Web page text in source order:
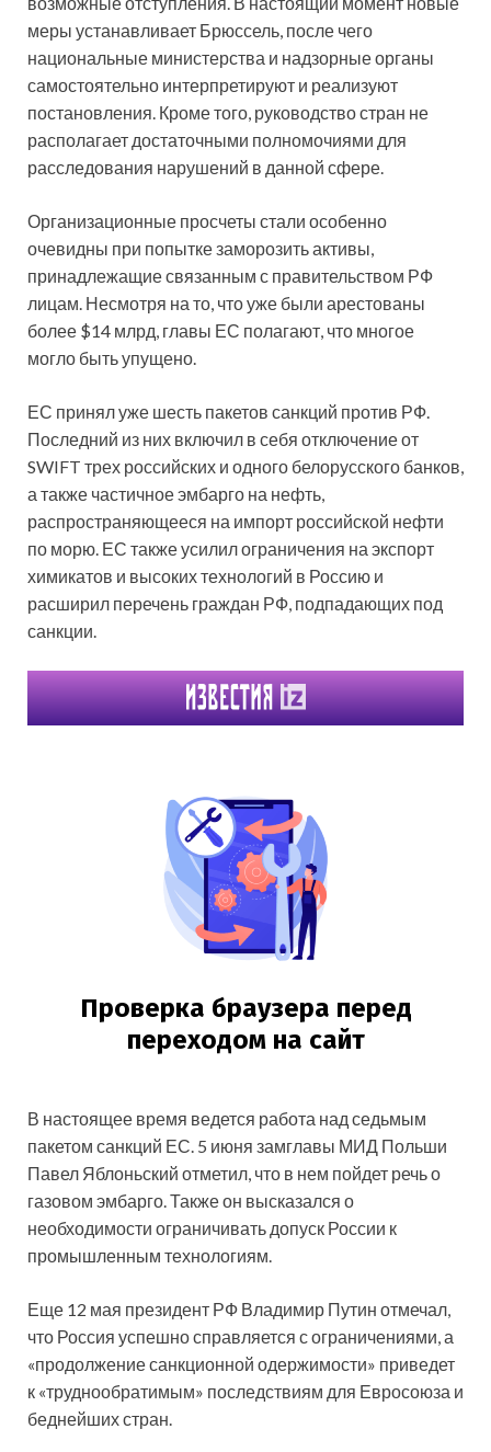
меры устанавливает Брюссель, после чего
национальные министерства и надзорные органы
самостоятельно интерпретируют и реализуют
постановления. Кроме того, руководство стран не
располагает достаточными полномочиями для
расследования нарушений в данной сфере.
Организационные просчеты стали особенно
очевидны при попытке заморозить активы,
принадлежащие связанным с правительством РФ
лицам. Несмотря на то, что уже были арестованы
более $14 млрд, главы ЕС полагают, что многое
могло быть упущено.
ЕС принял уже шесть пакетов санкций против РФ.
Последний из них включил в себя отключение от
SWIFT трех российских и одного белорусского банков,
а также частичное эмбарго на нефть,
распространяющееся на импорт российской нефти
по морю. ЕС также усилил ограничения на экспорт
химикатов и высоких технологий в Россию и
расширил перечень граждан РФ, подпадающих под
санкции.
В настоящее время ведется работа над седьмым
пакетом санкций ЕС. 5 июня замглавы МИД Польши
Павел Яблоньский отметил, что в нем пойдет речь о
газовом эмбарго. Также он высказался о
необходимости ограничивать допуск России к
промышленным технологиям.
Еще 12 мая президент РФ Владимир Путин отмечал,
что Россия успешно справляется с ограничениями, а
«продолжение санкционной одержимости» приведет
к «труднообратимым» последствиям для Евросоюза и
беднейших стран.